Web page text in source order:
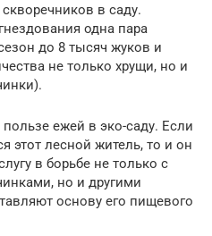
в саду.
одна пара
до 8 тысяч жуков и
не только хрущи, но и
ежей в эко-саду. Если
этот лесной житель, то и он
в борьбе не только с
но и другими
основу его пищевого